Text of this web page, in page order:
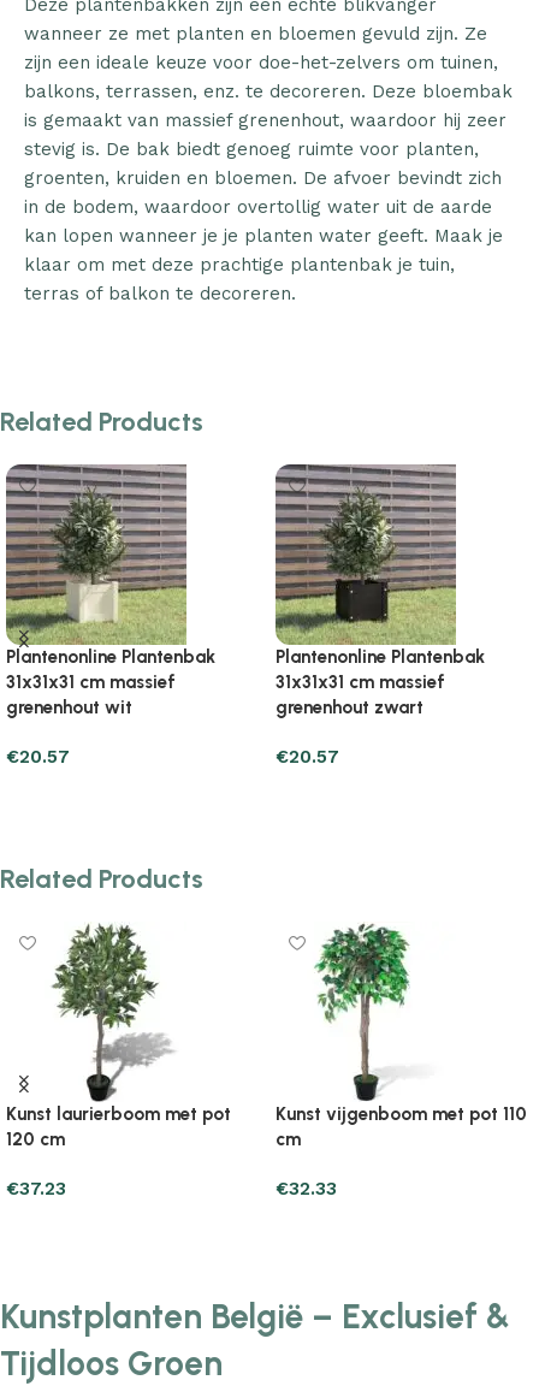
Deze plantenbakken zijn een echte blikvanger
wanneer ze met planten en bloemen gevuld zijn. Ze
zijn een ideale keuze voor doe-het-zelvers om tuinen,
balkons, terrassen, enz. te decoreren. Deze bloembak
is gemaakt van massief grenenhout, waardoor hij zeer
stevig is. De bak biedt genoeg ruimte voor planten,
groenten, kruiden en bloemen. De afvoer bevindt zich
in de bodem, waardoor overtollig water uit de aarde
kan lopen wanneer je je planten water geeft. Maak je
klaar om met deze prachtige plantenbak je tuin,
terras of balkon te decoreren.
Related Products
Plantenonline Plantenbak
40x40x70 cm massief
grenenhout zwart
€18.62
Plantenonline Plantenbak
40x40x78 cm massief
grenenhout zwart
€77.41
Related Products
Kunst laurierboom met pot
120 cm
€37.23
Kunst vijgenboom met pot 110
cm
€32.33
Kunstplanten België – Exclusief &
Tijdloos Groen